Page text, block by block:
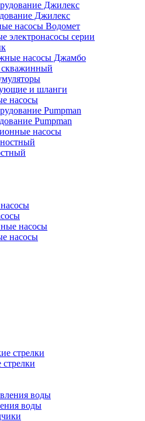
Джилекс
насосы Водомет
электронасосы серии
насосы Джамбо
и шланги
насосы
Pumpman
насосы
насосы
стрелки
воды